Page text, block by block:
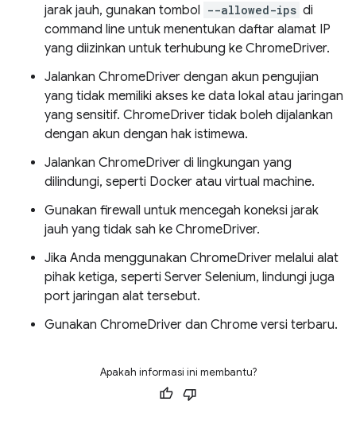
jarak jauh, gunakan tombol --allowed-ips di
command line untuk menentukan daftar alamat IP
yang diizinkan untuk terhubung ke ChromeDriver.
Jalankan ChromeDriver dengan akun pengujian
yang tidak memiliki akses ke data lokal atau jaringan
yang sensitif. ChromeDriver tidak boleh dijalankan
dengan akun dengan hak istimewa.
Jalankan ChromeDriver di lingkungan yang
dilindungi, seperti Docker atau virtual machine.
Gunakan firewall untuk mencegah koneksi jarak
jauh yang tidak sah ke ChromeDriver.
Jika Anda menggunakan ChromeDriver melalui alat
pihak ketiga, seperti Server Selenium, lindungi juga
port jaringan alat tersebut.
Gunakan ChromeDriver dan Chrome versi terbaru.
Apakah informasi ini membantu?